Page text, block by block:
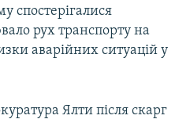
спостерігалися
рух транспорту на
аварійних ситуацій у
Ялти після скарг